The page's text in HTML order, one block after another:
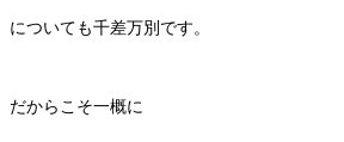
についても千差万別です。
だからこそ一概に